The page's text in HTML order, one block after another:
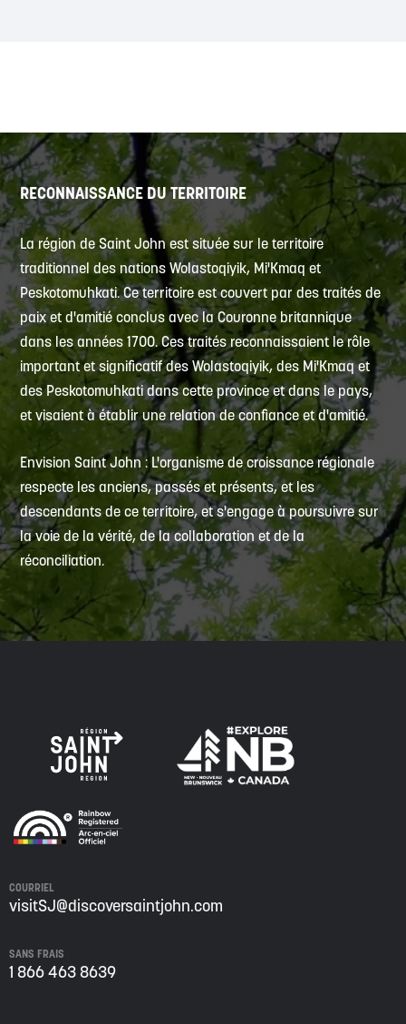
RECONNAISSANCE DU TERRITOIRE
La région de Saint John est située sur le territoire
traditionnel des nations Wolastoqiyik, Mi'Kmaq et
Peskotomuhkati. Ce territoire est couvert par des traités de
paix et d'amitié conclus avec la Couronne britannique
dans les années 1700. Ces traités reconnaissaient le rôle
important et significatif des Wolastoqiyik, des Mi'Kmaq et
des Peskotomuhkati dans cette province et dans le pays,
et visaient à établir une relation de confiance et d'amitié.
Envision Saint John : L'organisme de croissance régionale
respecte les anciens, passés et présents, et les
descendants de ce territoire, et s'engage à poursuivre sur
la voie de la vérité, de la collaboration et de la
réconciliation.
COURRIEL
visitSJ@discoversaintjohn.com
SANS FRAIS
1 866 463 8639